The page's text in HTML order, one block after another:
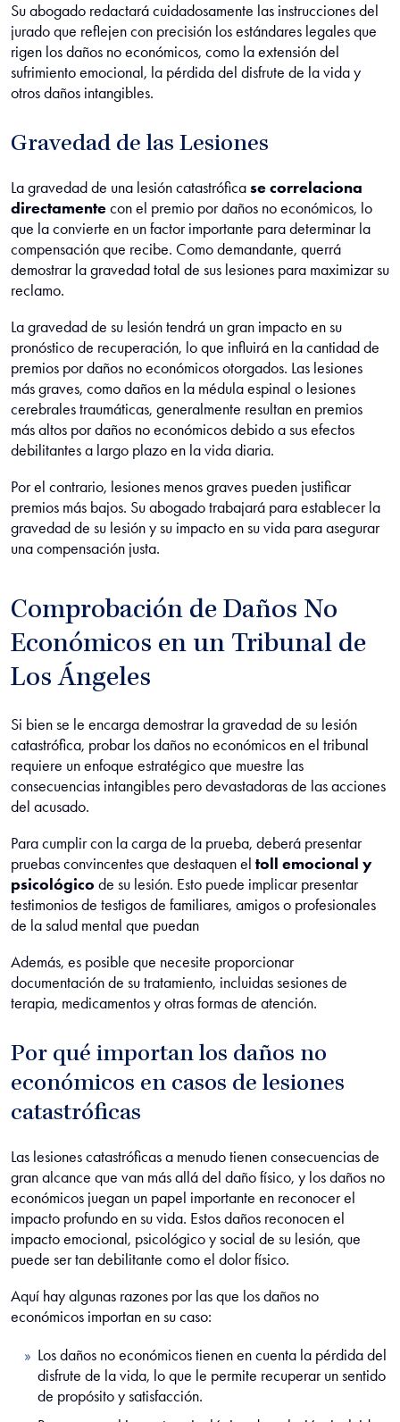
Su abogado redactará cuidadosamente las instrucciones del
jurado que reflejen con precisión los estándares legales que
rigen los daños no económicos, como la extensión del
sufrimiento emocional, la pérdida del disfrute de la vida y
otros daños intangibles.
Gravedad de las Lesiones
La gravedad de una lesión catastróficase correlaciona
directamentecon el premio por daños no económicos, lo
que la convierte en un factor importante para determinar la
compensación que recibe. Como demandante, querrá
demostrar la gravedad total de sus lesiones para maximizar su
reclamo.
La gravedad de su lesión tendrá un gran impacto en su
pronóstico de recuperación, lo que influirá en la cantidad de
premios por daños no económicos otorgados. Las lesiones
más graves, como daños en la médula espinal o lesiones
cerebrales traumáticas, generalmente resultan en premios
más altos por daños no económicos debido a sus efectos
debilitantes a largo plazo en la vida diaria.
Por el contrario, lesiones menos graves pueden justificar
premios más bajos. Su abogado trabajará para establecer la
gravedad de su lesión y su impacto en su vida para asegurar
una compensación justa.
Comprobación de Daños No
Económicos en un Tribunal de
Los Ángeles
Si bien se le encarga demostrar la gravedad de su lesión
catastrófica, probar los daños no económicos en el tribunal
requiere un enfoque estratégico que muestre las
consecuencias intangibles pero devastadoras de las acciones
del acusado.
Para cumplir con la carga de la prueba, deberá presentar
pruebas convincentes que destaquen el toll emocional y
psicológico de su lesión. Esto puede implicar presentar
testimonios de testigos de familiares, amigos o profesionales
de la salud mental que puedan
Además, es posible que necesite proporcionar
documentación de su tratamiento, incluidas sesiones de
terapia, medicamentos y otras formas de atención.
Por qué importan los daños no
económicos en casos de lesiones
catastróficas
Las lesiones catastróficas a menudo tienen consecuencias de
gran alcance que van más allá del daño físico, y los daños no
económicos juegan un papel importante en reconocer el
impacto profundo en su vida. Estos daños reconocen el
impacto emocional, psicológico y social de su lesión, que
puede ser tan debilitante como el dolor físico.
Aquí hay algunas razones por las que los daños no
económicos importan en su caso:
Los daños no económicos tienen en cuenta la pérdida del
disfrute de la vida, lo que le permite recuperar un sentido
de propósito y satisfacción.